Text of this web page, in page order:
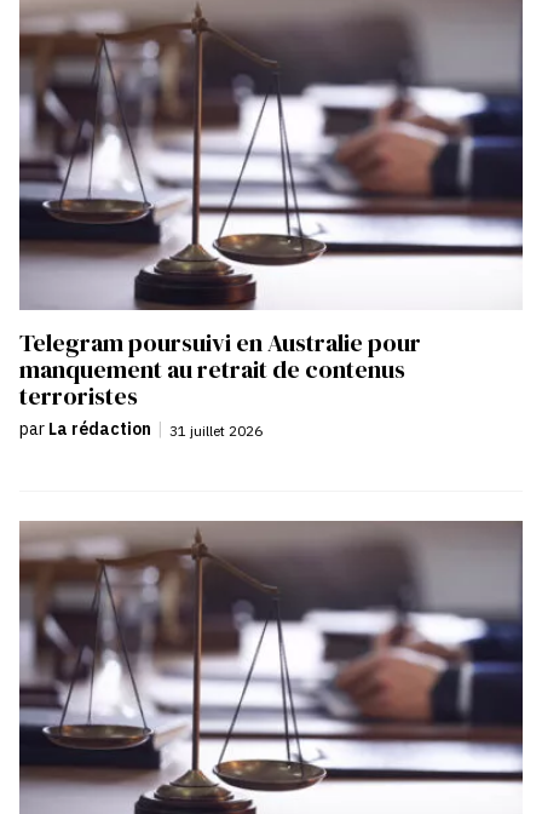
Telegram poursuivi en Australie pour
manquement au retrait de contenus
terroristes
par La rédaction | 31 juillet 2026